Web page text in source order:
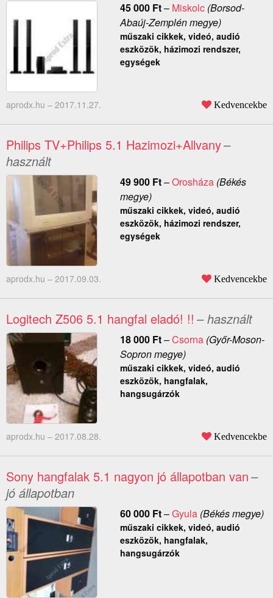
45 000 Ft– Miskolc(Borsod-
Abaúj-Zemplén megye)
műszaki cikkek, videó, audió
eszközök, házimozi rendszer,
egységek
aprodx.hu – 2017.11.27. Kedvencekbe
Philips TV+Philips 5.1 Hazimozi+Allvany–
használt
49 900 Ft–Orosháza(Békés
megye)
műszaki cikkek, videó, audió
eszközök, házimozi rendszer,
egységek
aprodx.hu – 2017.09.03. Kedvencekbe
Logitech Z506 5.1 hangfal eladó! !! – használt
18 000 Ft–Csorna(Győr-Moson-
Sopron megye)
műszaki cikkek, videó, audió
eszközök, hangfalak,
hangsugárzók
aprodx.hu – 2017.08.28. Kedvencekbe
Sony hangfalak 5.1 nagyon jó állapotban van–
jó állapotban
60 000 Ft–Gyula(Békés megye)
műszaki cikkek, videó, audió
eszközök, hangfalak,
hangsugárzók